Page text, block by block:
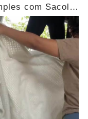
com Sacola